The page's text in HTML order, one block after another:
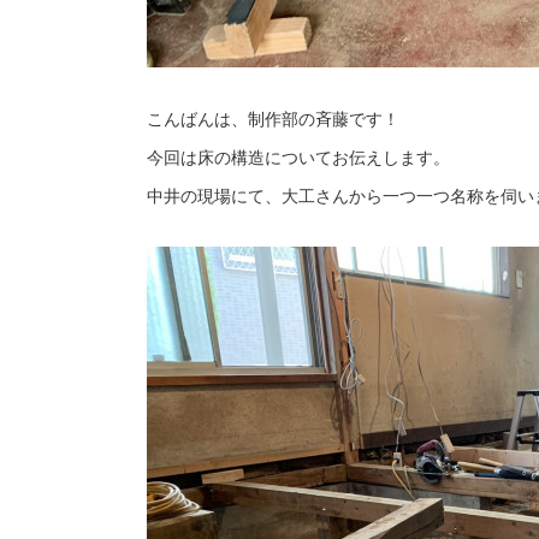
こんばんは、制作部の斉藤です！
今回は床の構造についてお伝えします。
中井の現場にて、大工さんから一つ一つ名称を伺